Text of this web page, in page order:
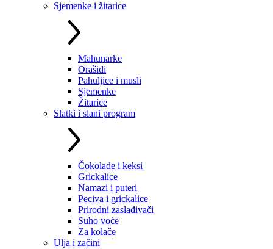
Sjemenke i žitarice
Mahunarke
Orašidi
Pahuljice i musli
Sjemenke
Žitarice
Slatki i slani program
Čokolade i keksi
Grickalice
Namazi i puteri
Peciva i grickalice
Prirodni zaslađivači
Suho voće
Za kolače
Ulja i začini